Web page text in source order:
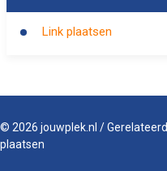
Link plaatsen
© 2026 jouwplek.nl /Gerelateerd
plaatsen